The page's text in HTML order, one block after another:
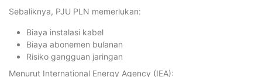
Sebaliknya, PJU PLN memerlukan:
Biaya instalasi kabel
Biaya abonemen bulanan
Risiko gangguan jaringan
Menurut International Energy Agency (IEA):